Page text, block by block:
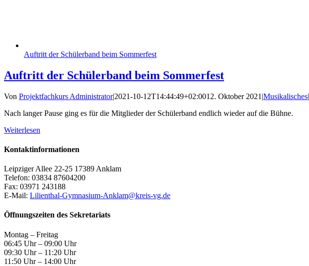
Auftritt der Schülerband beim Sommerfest
Auftritt der Schülerband beim Sommerfest
Von Projektfachkurs Administrator|2021-10-12T14:44:49+02:0012. Oktober 2021 |Musikalisches|
Nach langer Pause ging es für die Mitglieder der Schülerband endlich wieder auf die Bühne.
Weiterlesen
Kontaktinformationen
Leipziger Allee 22-25 17389 Anklam
Telefon: 03834 87604200
Fax: 03971 243188
E-Mail: Lilienthal-Gymnasium-Anklam@kreis-vg.de
Öffnungszeiten des Sekretariats
Montag – Freitag
06:45 Uhr – 09:00 Uhr
09:30 Uhr – 11:20 Uhr
11:50 Uhr – 14:00 Uhr